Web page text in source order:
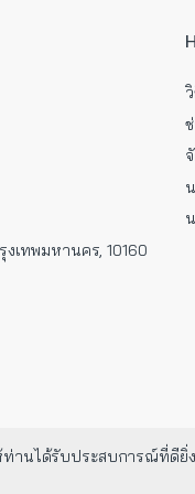
านได้รับประสบการณ์ที่ดี
เทพมหานคร, 10160